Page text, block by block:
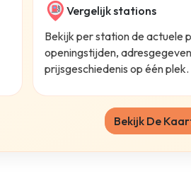
Vergelijk stations
Bekijk per station de actuele
openingstijden,
prijsgeschiedenis op één plek.
Bekijk De